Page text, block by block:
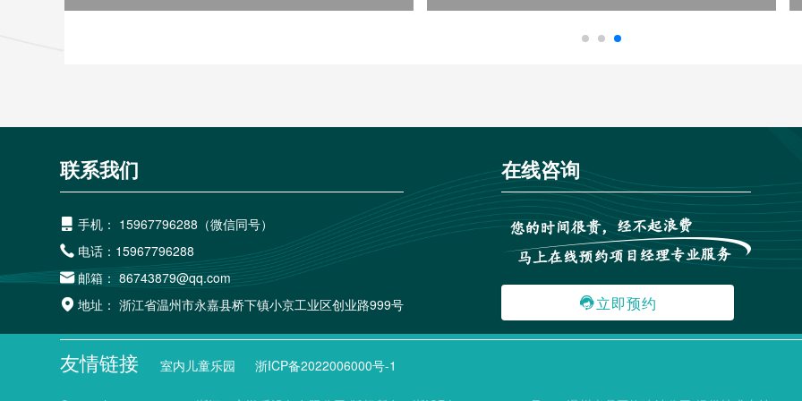
联系我们
 手机： 15967796288（微信同号）
 电话： 15967796288
邮箱： 86743879@qq.com
 地址： 浙江省温州市永嘉县桥下镇小京工业区创业路999号
在线咨询
立即预约
友情链接 室内儿童乐园 浙ICP备2022006000号-1